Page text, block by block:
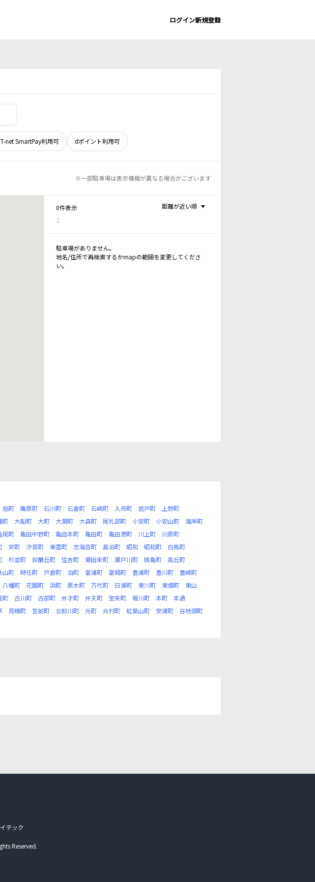
ログイン新規登録
net SmartPay利用可 dポイント利用可
※一部駐車場は表示情報が異なる場合がございます
0件表示
1
距離が近い順
駐車場がありません。
地名/住所で再検索するかmapの範囲を変更してくださ
い。
旭町 庵原町 石川町 石倉町 石崎町 入舟町 岩戸町
上野町
町 大船町 大町 大澗町 大森町 尾札部町 小安町 小安山町
海岸町
尾町 亀田中野町 亀田本町 亀田町 亀田港町 川上町
川原町
栄町 汐首町 東雲町 志海苔町 島泊町 昭和 昭和町
白鳥町
杉並町 鈴蘭丘町 住吉町 瀬田来町 瀬戸川町 銭亀町
高丘町
山町 時任町 戸倉町 泊町 富浦町 富岡町 豊浦町 豊川町
豊崎町
八幡町 花園町 浜町 原木町 万代町 日浦町 東川町 東畑町
東山
町 古川町 古部町 弁才町 弁天町 宝来町 堀川町 本町
本通
見晴町 宮前町 女那川町 元町 元村町 紅葉山町 安浦町
谷地頭町
テック
Reserved.